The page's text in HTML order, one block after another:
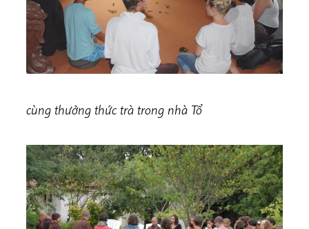
cùng thưởng thức trà trong nhà Tổ